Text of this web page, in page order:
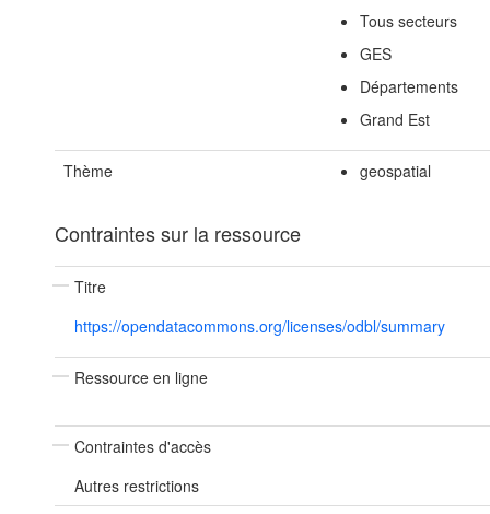
Tous secteurs
GES
Départements
Grand Est
Thème geospatial
Contraintes sur la ressource
Titre
https://opendatacommons.org/licenses/odbl/summary
Ressource en ligne
Contraintes d'accès
Autres restrictions